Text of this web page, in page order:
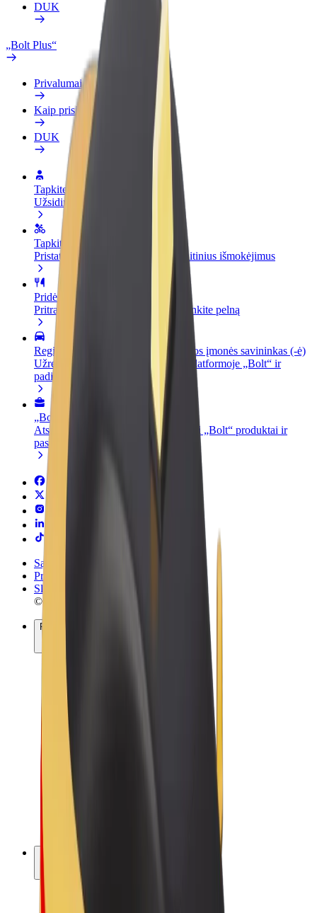
DUK
„Bolt Plus“
Privalumai
Kaip prisijungti
DUK
Tapkite vairuotoju (-a)
Užsidirbkite jums patogiu metu
Tapkite kurjeriu (-e)
Pristatinėkite maistą ir gaukite savaitinius išmokėjimus
Pridėti restoraną ar parduotuvę
Pritraukite daugiau klientų ir padidinkite pelną
Registruotis kaip automobilių nuomos įmonės savininkas (-ė)
Užregistruokite savo automobilius platformoje „Bolt“ ir
padidinkite pajamas
„Bolt for Business“
Atskirų įmonių poreikiams pritaikomi „Bolt“ produktai ir
paslaugos
Sąlygos
Privatumas
Slapukai
© 2026 Bolt Technology OÜ
Paslaugos
Kelionės
Paspirtukai
„Bolt Market“
„Bolt Food“
„Bolt Drive“
„Bolt for Business“
El. dviračiai
„Bolt Plus“
Užsidirbkite su „Bolt“
Vairuotojai